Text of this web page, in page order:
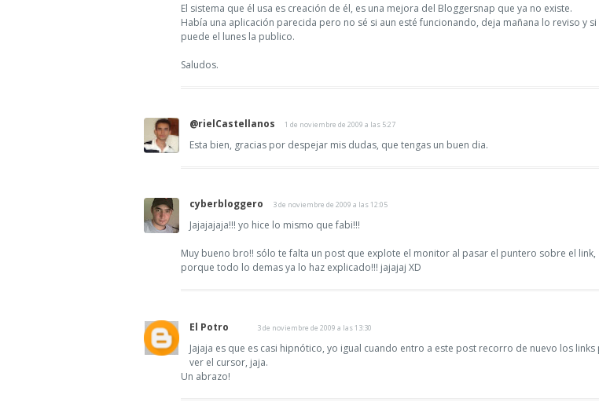
El sistema que él usa es creación de él, es una mejora del Bloggersnap que ya no existe.
Había una aplicación parecida pero no sé si aun esté funcionando, deja mañana lo reviso y si
puede el lunes la publico.
Saludos.
@rielCastellanos 1 de noviembre de 2009 a las 5:27
Esta bien, gracias por despejar mis dudas, que tengas un buen dia.
cyberbloggero 3 de noviembre de 2009 a las 12:05
Jajajajaja!!! yo hice lo mismo que fabi!!!
Muy bueno bro!! sólo te falta un post que explote el monitor al pasar el puntero sobre el link,
porque todo lo demas ya lo haz explicado!!! jajajaj XD
El Potro 3 de noviembre de 2009 a las 13:30
Jajaja es que es casi hipnótico, yo igual cuando entro a este post recorro de nuevo los links
ver el cursor, jaja.
Un abrazo!